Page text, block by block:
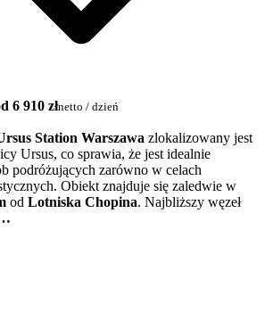
6 910 złnetto / dzień
Station Warszawa zlokalizowany jest
Ursus, co sprawia, że jest idealnie
podróżujących zarówno w celach
Obiekt znajduje się zaledwie w
od Lotniska Chopina. Najbliższy węzeł